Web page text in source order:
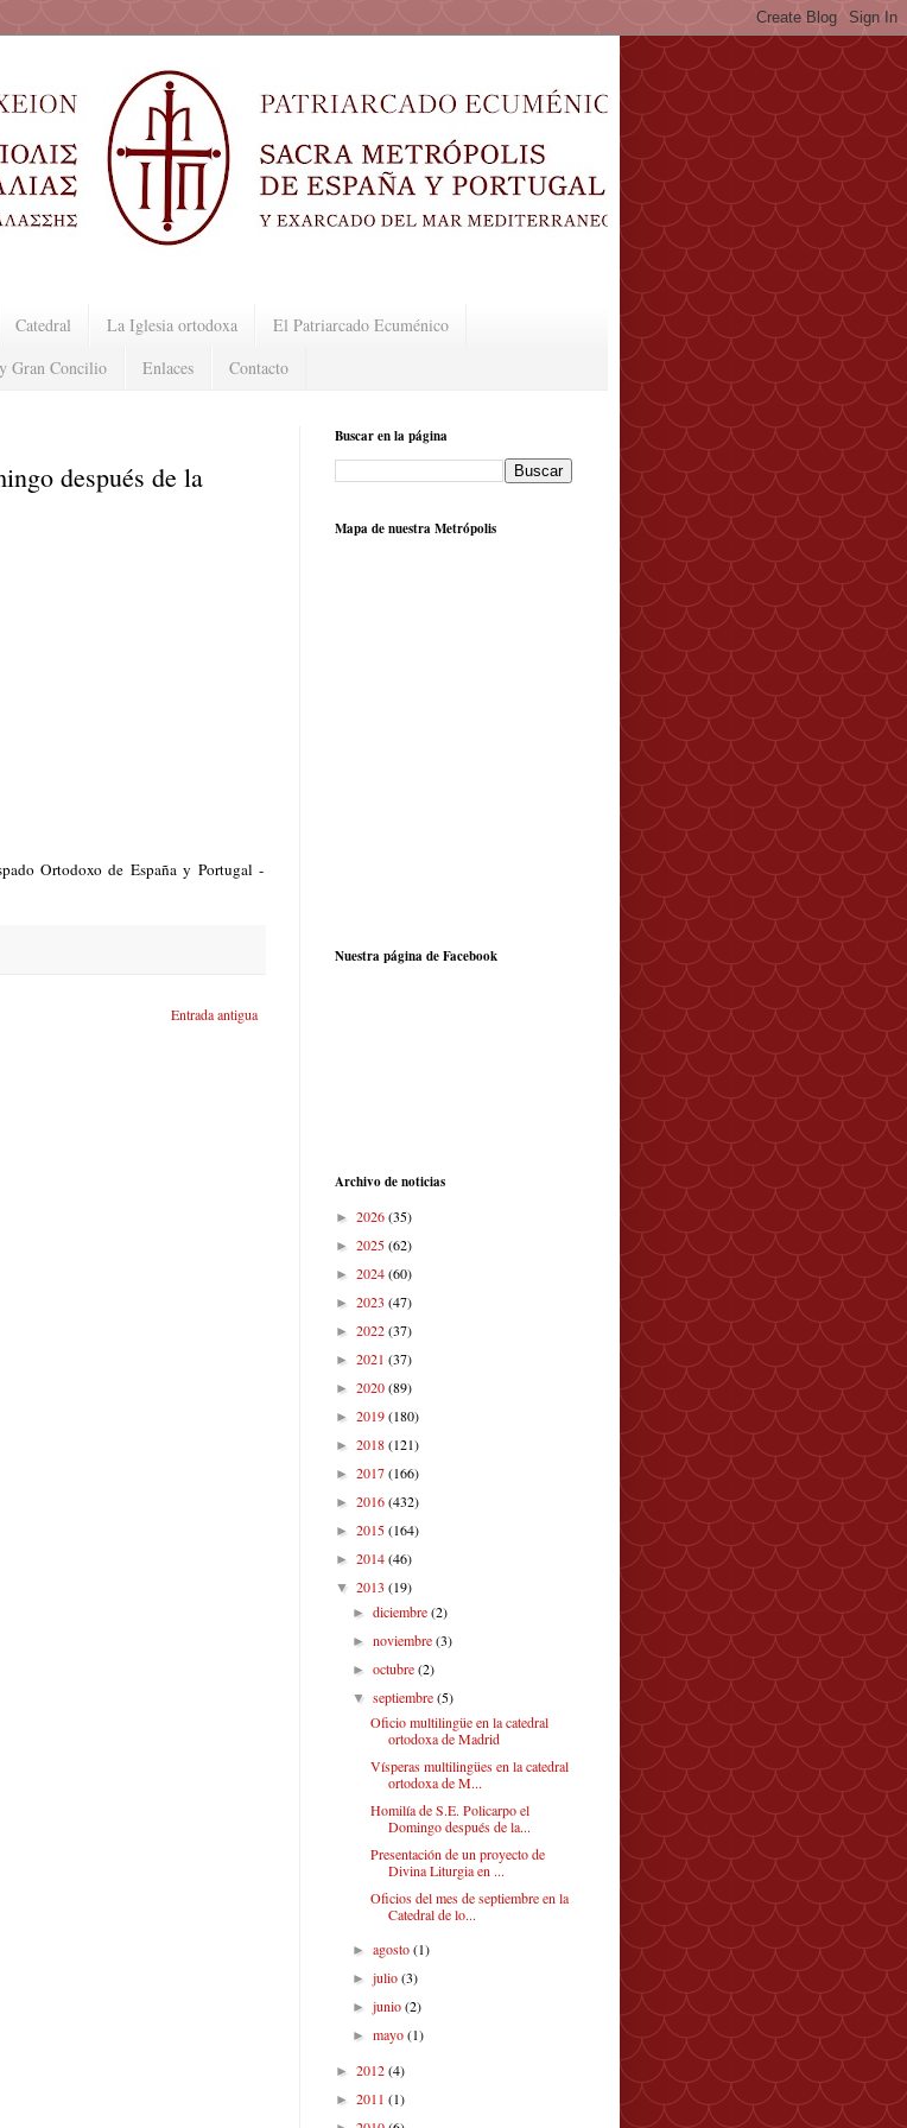
Catedral La Iglesia ortodoxa
El Patriarcado Ecuménico
Gran Concilio Enlaces Contacto
después de la
Ortodoxo de España y Portugal -
Entrada antigua
Buscar en la página
Mapa de nuestra Metrópolis
Nuestra página de Facebook
Archivo de noticias
► 2026(35)
► 2025(62)
► 2024(60)
► 2023 (47)
► 2022(37)
► 2021 (37)
► 2020(89)
► 2019(180)
► 2018(121)
► 2017(166)
► 2016(432)
► 2015(164)
► 2014(46)
▼ 2013 (19)
►diciembre(2)
►noviembre(3)
►octubre(2)
▼septiembre(5)
Oficio multilingüe en la catedral
ortodoxa de Madrid
Vísperas multilingües en la catedral
ortodoxa de M...
Homilía de S.E. Policarpo el
Domingo después de la...
Presentación de un proyecto de
Divina Liturgia en ...
Oficios del mes de septiembre en la
Catedral de lo...
►agosto(1)
►julio(3)
►junio(2)
►mayo(1)
► 2012(4)
► 2011 (1)